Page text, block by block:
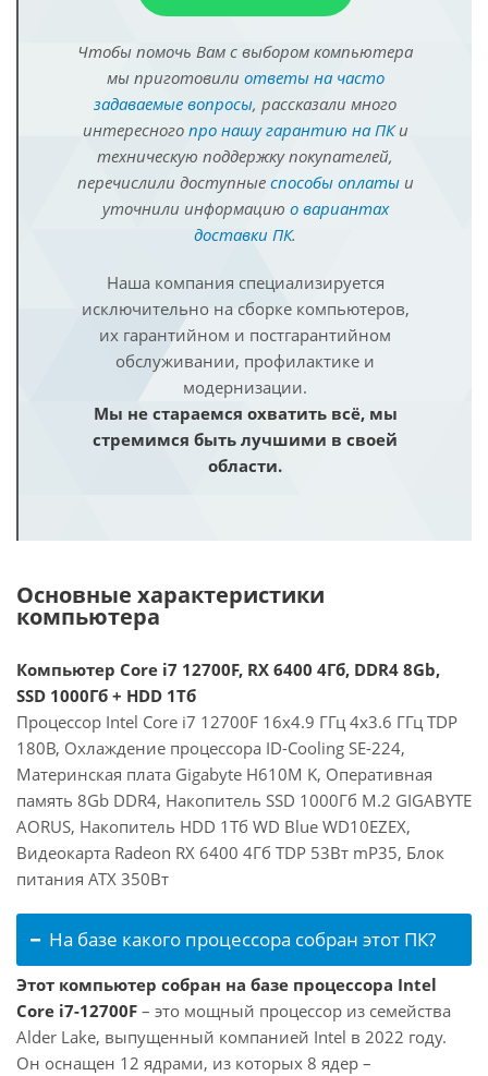
Чтобы помочь Вам с выбором компьютера
мы приготовили ответы на часто
задаваемые вопросы, рассказали много
интересного про нашу гарантию на ПКи
техническую поддержку покупателей,
перечислили доступные способы оплатыи
уточнили информацию о вариантах
доставки ПК.
Наша компания специализируется
исключительно на сборке компьютеров,
их гарантийном и постгарантийном
обслуживании, профилактике и
модернизации.
Мы не стараемся охватить всё, мы
стремимся быть лучшими в своей
области.
Основные характеристики
компьютера
Компьютер Core i7 12700F, RX 6400 4Гб, DDR4 8Gb,
SSD 1000Гб + HDD 1Тб
Процессор Intel Core i7 12700F 16x4.9 ГГц 4x3.6 ГГц TDP
180В, Охлаждение процессора ID-Cooling SE-224,
Материнская плата Gigabyte H610M K, Оперативная
память 8Gb DDR4, Накопитель SSD 1000Гб M.2 GIGABYTE
AORUS, Накопитель HDD 1Тб WD Blue WD10EZEX,
Видеокарта Radeon RX 6400 4Гб TDP 53Вт mP35, Блок
питания ATX 350Вт
На базе какого процессора собран этот ПК?
Этот компьютер собран на базе процессора Intel
Core i7-12700F – это мощный процессор из семейства
Alder Lake, выпущенный компанией Intel в 2022 году.
Он оснащен 12 ядрами, из которых 8 ядер –